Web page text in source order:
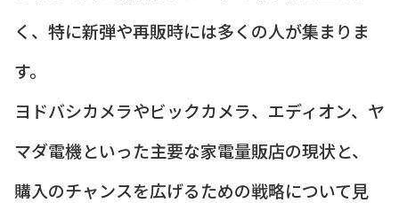
く、特に新弾や再販時には多くの人が集まりま
す。
ヨドバシカメラやビックカメラ、エディオン、ヤ
マダ電機といった主要な家電量販店の現状と、
購入のチャンスを広げるための戦略について見